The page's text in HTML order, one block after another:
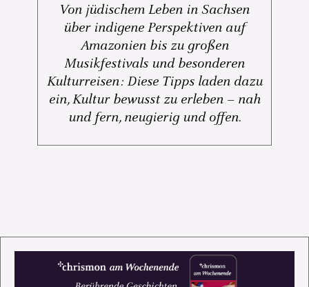
Von jüdischem Leben in Sachsen
über indigene Perspektiven auf
Amazonien bis zu großen
Musikfestivals und besonderen
Kulturreisen: Diese Tipps laden dazu
ein, Kultur bewusst zu erleben – nah
und fern, neugierig und offen.